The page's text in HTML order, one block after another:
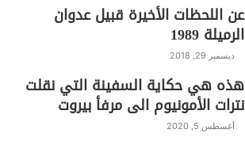
عن اللحظات الأخيرة قبيل عدوان
الرميلة 1989
ديسمبر 29, 2018
هذه هي حكاية السفينة التي نقلت
نترات الأمونيوم الى مرفأ بيروت
أغسطس 5, 2020